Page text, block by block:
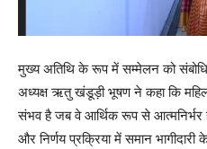
मुख्य अतिथि के रूप में सम्मेलन को
अध्यक्ष ऋतु खंडूड़ी भूषण ने कहा कि
संभव है जब वे आर्थिक रूप से आत्मनिर्भर
और निर्णय प्रक्रिया में समान भागीदारी